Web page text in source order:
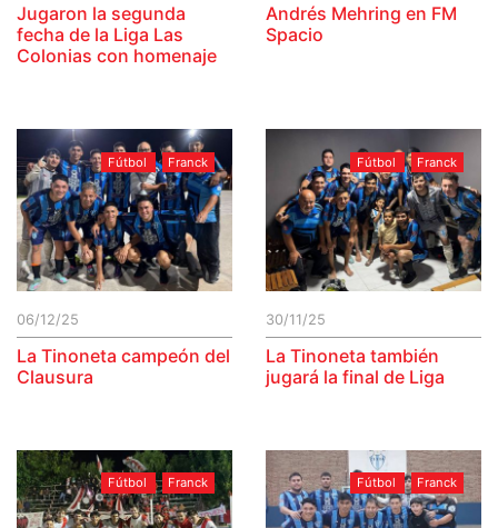
Jugaron la segunda
fecha de la Liga Las
Colonias con homenaje
Andrés Mehring en FM
Spacio
Fútbol Franck
06/12/25
La Tinoneta campeón del
Clausura
Fútbol Franck
30/11/25
La Tinoneta también
jugará la final de Liga
Fútbol Franck Fútbol Franck